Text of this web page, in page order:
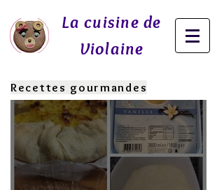
La cuisine de
Violaine
Recettes gourmandes